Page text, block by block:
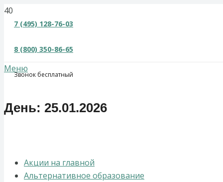
7 (495) 128-76-03
8 (800) 350-86-65
Звонок бесплатный
Меню
День: 25.01.2026
Акции на главной
Альтернативное образование